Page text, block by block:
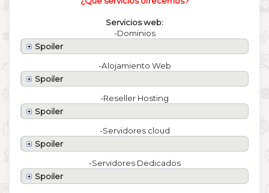
Servicios web:
-Dominios
Spoiler
-Alojamiento Web
Spoiler
-Reseller Hosting
Spoiler
-Servidores cloud
Spoiler
-Servidores Dedicados
Spoiler